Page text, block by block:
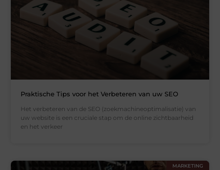
Praktische Tips voor het Verbeteren van uw SEO
Het verbeteren van de SEO (zoekmachineoptimalisatie) van
uw website is een cruciale stap om de online zichtbaarheid
en het verkeer
MARKETING